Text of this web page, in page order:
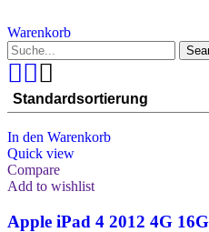
Warenkorb
In den Warenkorb
Quick view
Compare
Add to wishlist
Apple iPad 4 2012 4G